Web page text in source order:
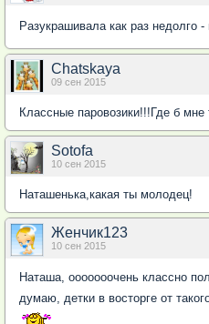
Разукрашивала как раз недолго -
Chatskaya
09 сен 2015
Классные паровозики!!!Где б мне
Sotofa
10 сен 2015
Наташенька,какая ты молодец!
Женчик123
10 сен 2015
Наташа, ооооооочень классно
думаю, детки в восторге от